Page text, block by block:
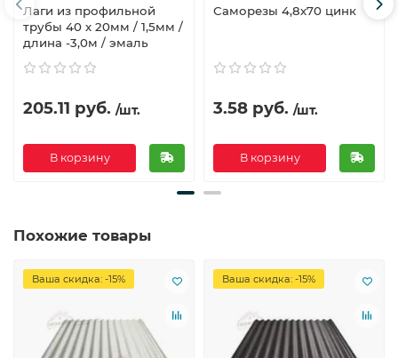
Лаги из профильной
трубы 40 х 20мм / 1,5мм /
длина -3,0м / эмаль
205.11 руб. /шт.
В корзину
Саморезы 4,8х70 цинк
3.58 руб. /шт.
В корзину
Похожие товары
Ваша скидка: -15% Ваша скидка: -15%